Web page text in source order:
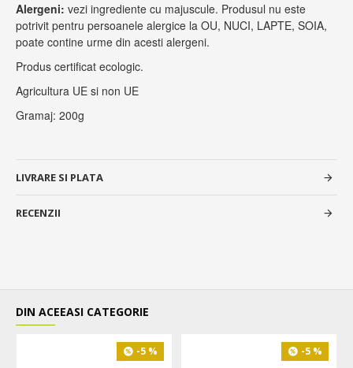
Alergeni: vezi ingrediente cu majuscule. Produsul nu este
potrivit pentru persoanele alergice la OU, NUCI, LAPTE, SOIA,
poate contine urme din acesti alergeni.
Produs certificat ecologic.
Agricultura UE si non UE
Gramaj: 200g
LIVRARE SI PLATA
RECENZII
DIN ACEEASI CATEGORIE
-5 % -5 %